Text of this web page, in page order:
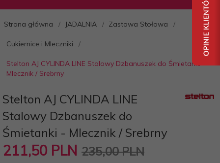
Strona główna JADALNIA Zastawa Stołowa
Cukiernice i Mleczniki
Stelton AJ CYLINDA LINE Stalowy Dzbanuszek do Śmietanki -
Mlecznik / Srebrny
Stelton AJ CYLINDA LINE
Stalowy Dzbanuszek do
Śmietanki - Mlecznik / Srebrny
211,50 PLN 235,00 PLN